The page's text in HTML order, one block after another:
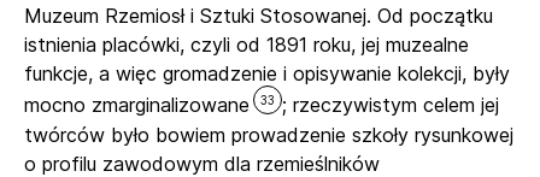
Muzeum Rzemiosł i Sztuki Stosowanej. Od początku
istnienia placówki, czyli od 1891 roku, jej muzealne
funkcje, a więc gromadzenie i opisywanie kolekcji, były
mocno zmarginalizowane
33
; rzeczywistym celem jej
twórców było bowiem prowadzenie szkoły rysunkowej
o profilu zawodowym dla rzemieślników